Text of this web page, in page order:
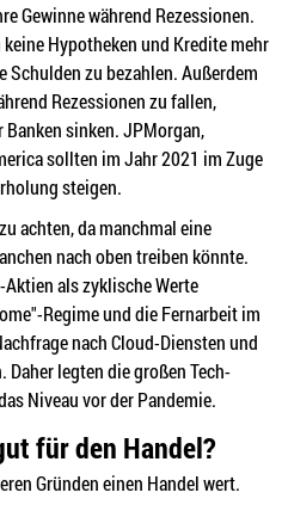
Gewinne während Rezessionen.
Hypotheken und Kredite mehr
Schulden zu bezahlen. Außerdem
Rezessionen zu fallen,
sinken. JPMorgan,
sollten im Jahr 2021 im Zuge
steigen.
achten, da manchmal eine
nach oben treiben könnte.
als zyklische Werte
Regime und die Fernarbeit im
nach Cloud-Diensten und
legten die großen Tech-
Niveau vor der Pandemie.
für den Handel?
Gründen einen Handel wert.